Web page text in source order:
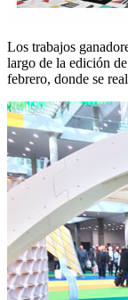
Los trabajos
largo de la edición
febrero, donde se